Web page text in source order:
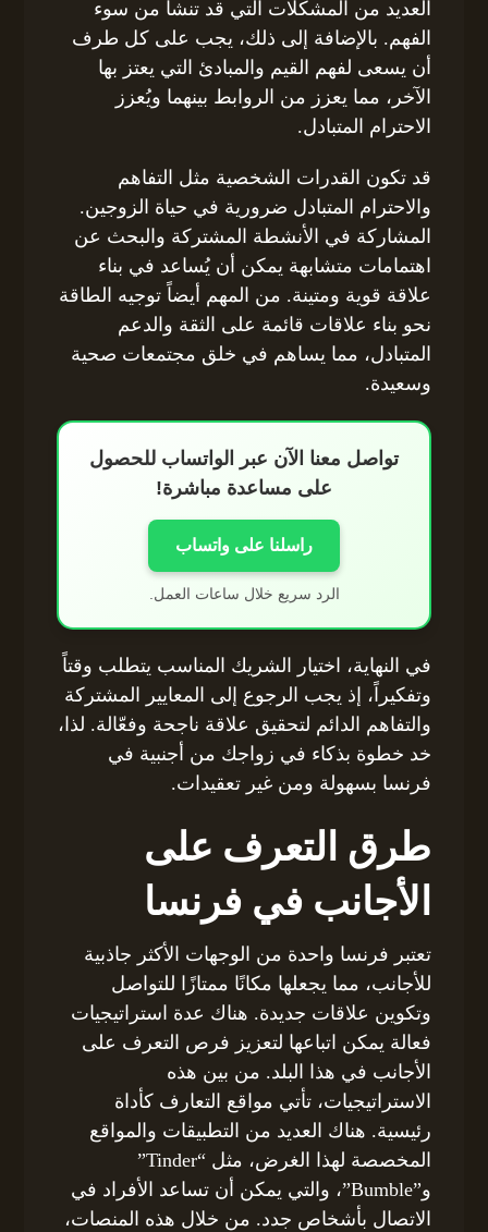
العديد من المشكلات التي قد تنشأ من سوء
الفهم. بالإضافة إلى ذلك، يجب على كل طرف
أن يسعى لفهم القيم والمبادئ التي يعتز بها
الآخر، مما يعزز من الروابط بينهما ويُعزز
الاحترام المتبادل.
قد تكون القدرات الشخصية مثل التفاهم
والاحترام المتبادل ضرورية في حياة الزوجين.
المشاركة في الأنشطة المشتركة والبحث عن
اهتمامات متشابهة يمكن أن يُساعد في بناء
علاقة قوية ومتينة. من المهم أيضاً توجيه الطاقة
نحو بناء علاقات قائمة على الثقة والدعم
المتبادل، مما يساهم في خلق مجتمعات صحية
وسعيدة.
تواصل معنا الآن عبر الواتساب للحصول
على مساعدة مباشرة!
راسلنا على واتساب
الرد سريع خلال ساعات العمل.
في النهاية، اختيار الشريك المناسب يتطلب وقتاً
وتفكيراً، إذ يجب الرجوع إلى المعايير المشتركة
والتفاهم الدائم لتحقيق علاقة ناجحة وفعّالة. لذا،
خد خطوة بذكاء في زواجك من أجنبية في
فرنسا بسهولة ومن غير تعقيدات.
طرق التعرف على
الأجانب في فرنسا
تعتبر فرنسا واحدة من الوجهات الأكثر جاذبية
للأجانب، مما يجعلها مكانًا ممتازًا للتواصل
وتكوين علاقات جديدة. هناك عدة استراتيجيات
فعالة يمكن اتباعها لتعزيز فرص التعرف على
الأجانب في هذا البلد. من بين هذه
الاستراتيجيات، تأتي مواقع التعارف كأداة
رئيسية. هناك العديد من التطبيقات والمواقع
المخصصة لهذا الغرض، مثل “Tinder”
و”Bumble”، والتي يمكن أن تساعد الأفراد في
الاتصال بأشخاص جدد. من خلال هذه المنصات،